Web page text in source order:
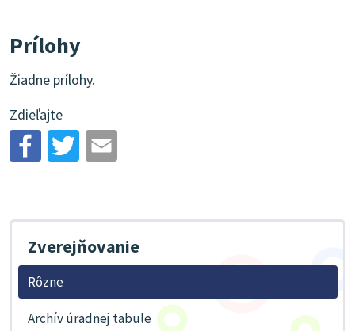
Prílohy
Žiadne prílohy.
Zdieľajte
Zverejňovanie
Rôzne
Archív úradnej tabule